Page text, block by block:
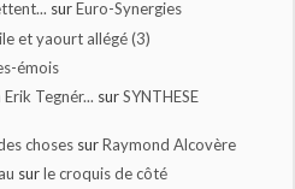
surEuro-Synergies
et yaourt allégé (3)
émois
Tegnér... surSYNTHESE
choses surRaymond Alcovère
surle croquis de côté